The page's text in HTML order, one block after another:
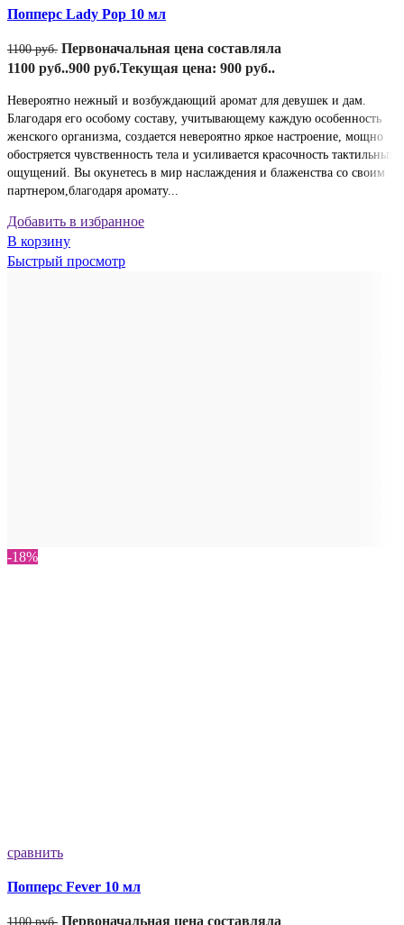
Попперс Lady Pop 10 мл
1100руб. Первоначальная цена составляла
1100 руб..900 руб.Текущая цена: 900 руб..
Невероятно нежный и возбуждающий аромат для девушек и дам.
Благодаря его особому составу, учитывающему каждую особенность
женского организма, создается невероятно яркое настроение, мощно
обостряется чувственность тела и усиливается красочность тактильных
ощущений. Вы окунетесь в мир наслаждения и блаженства со своим
партнером,благодаря аромату...
Добавить в избранное
В корзину
Быстрый просмотр
-18%
сравнить
Попперс Fever 10 мл
1100руб. Первоначальная цена составляла